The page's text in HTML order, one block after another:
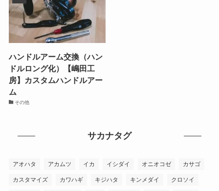
ハンドルアーム交換（ハン
ドルロング化）【嶋田工
房】カスタムハンドルアー
ム
その他
サカナタグ
アオハタ アカムツ イカ イシダイ オニオコゼ カサゴ
カスタマイズ カワハギ キジハタ キンメダイ クロソイ